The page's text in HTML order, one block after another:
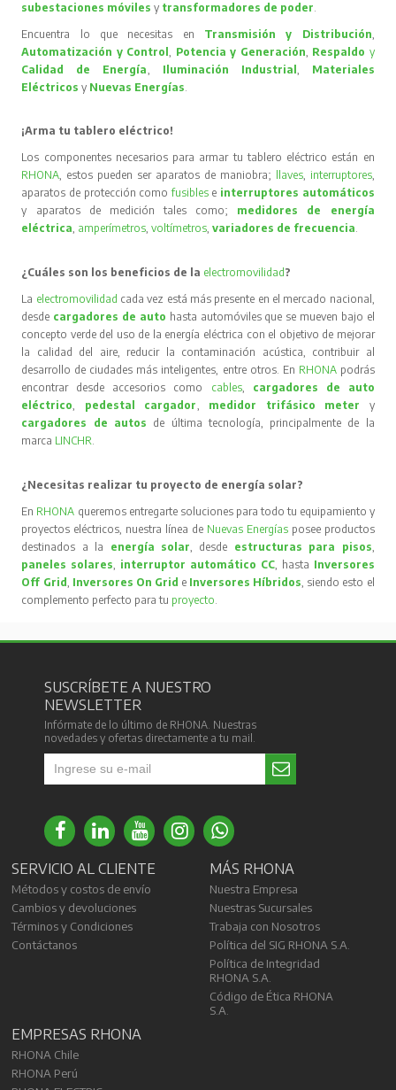
subestaciones móvilesy transformadores de poder.
Encuentra lo que necesitas en Transmisión y Distribución,
Automatización y Control, Potencia y Generación, Respaldo y
Calidad de Energía, Iluminación Industrial , Materiales
Eléctricos y Nuevas Energías.
¡Arma tu tablero eléctrico!
Los componentes necesarios para armar tu tablero eléctrico están en
RHONA, estos pueden ser aparatos de maniobra; llaves, interruptores,
aparatos de protección comofusibles e interruptores automáticos
y aparatos de medición tales como; medidores de energía
eléctrica, amperímetros,voltímetros,variadores de frecuencia.
¿Cuáles son los beneficios de la electromovilidad ?
La electromovilidad cada vez está más presente en el mercado nacional,
desde cargadores de auto hasta automóviles que se mueven bajo el
concepto verde del uso de la energía eléctrica con el objetivo de mejorar
la calidad del aire, reducir la contaminación acústica, contribuir al
desarrollo de ciudades más inteligentes, entre otros. En RHONA podrás
encontrar desde accesorios como cables, cargadores de auto
eléctrico, pedestal cargador, medidor trifásico meter
y
cargadores de autos de última tecnología, principalmente de la
marca LINCHR.
¿Necesitas realizar tu proyecto de energía solar?
En RHONA queremos entregarte soluciones para todo tu equipamiento y
proyectos eléctricos, nuestra línea de Nuevas Energíasposee productos
destinados a la energía solar, desde estructuras para pisos,
paneles solares, interruptor automático CC, hasta Inversores
Off Grid, Inversores On Grid e Inversores Híbridos, siendo esto el
complemento perfecto para tu proyecto.
SUSCRÍBETE A NUESTRO
NEWSLETTER
Infórmate de lo último de RHONA. Nuestras
novedades y ofertas directamente a tu mail.
SERVICIO AL CLIENTE
Métodos y costos de envío
Cambios y devoluciones
Términos y Condiciones
Contáctanos
MÁS RHONA
Nuestra Empresa
Nuestras Sucursales
Trabaja con Nosotros
Política del SIG RHONA S.A.
Política de Integridad
RHONA S.A.
Código de Ética RHONA
S.A.
EMPRESAS RHONA
RHONA Chile
RHONA Perú